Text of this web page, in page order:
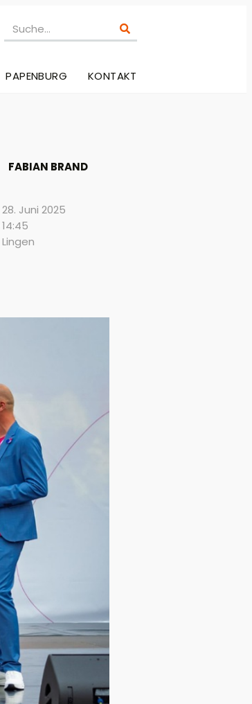
PAPENBURG KONTAKT
FABIAN BRAND
28. Juni 2025
14:45
Lingen